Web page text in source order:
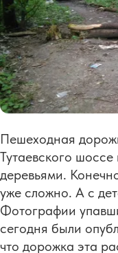
Пешеходная
Тутаевского
деревьями.
уже сложно. А с
Фотографии
сегодня были
что дорожка эта